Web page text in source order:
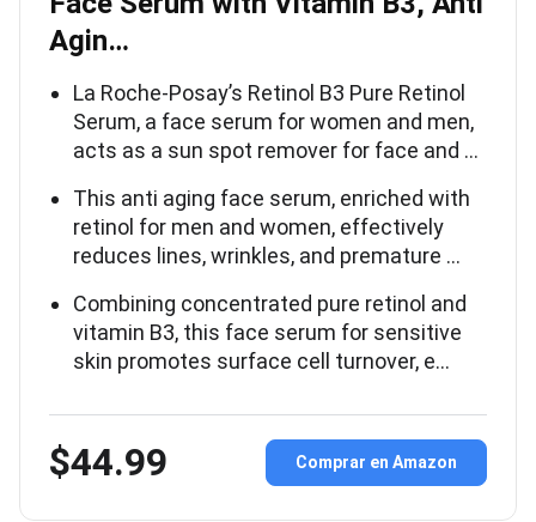
Agin…
La Roche-Posay’s Retinol B3 Pure Retinol
Serum, a face serum for women and men,
acts as a sun spot remover for face and …
This anti aging face serum, enriched with
retinol for men and women, effectively
reduces lines, wrinkles, and premature …
Combining concentrated pure retinol and
vitamin B3, this face serum for sensitive
skin promotes surface cell turnover, e…
$44.99 Comprar en Amazon